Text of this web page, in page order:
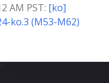
AM PST: [ko]
ko.3 (M53-M62)